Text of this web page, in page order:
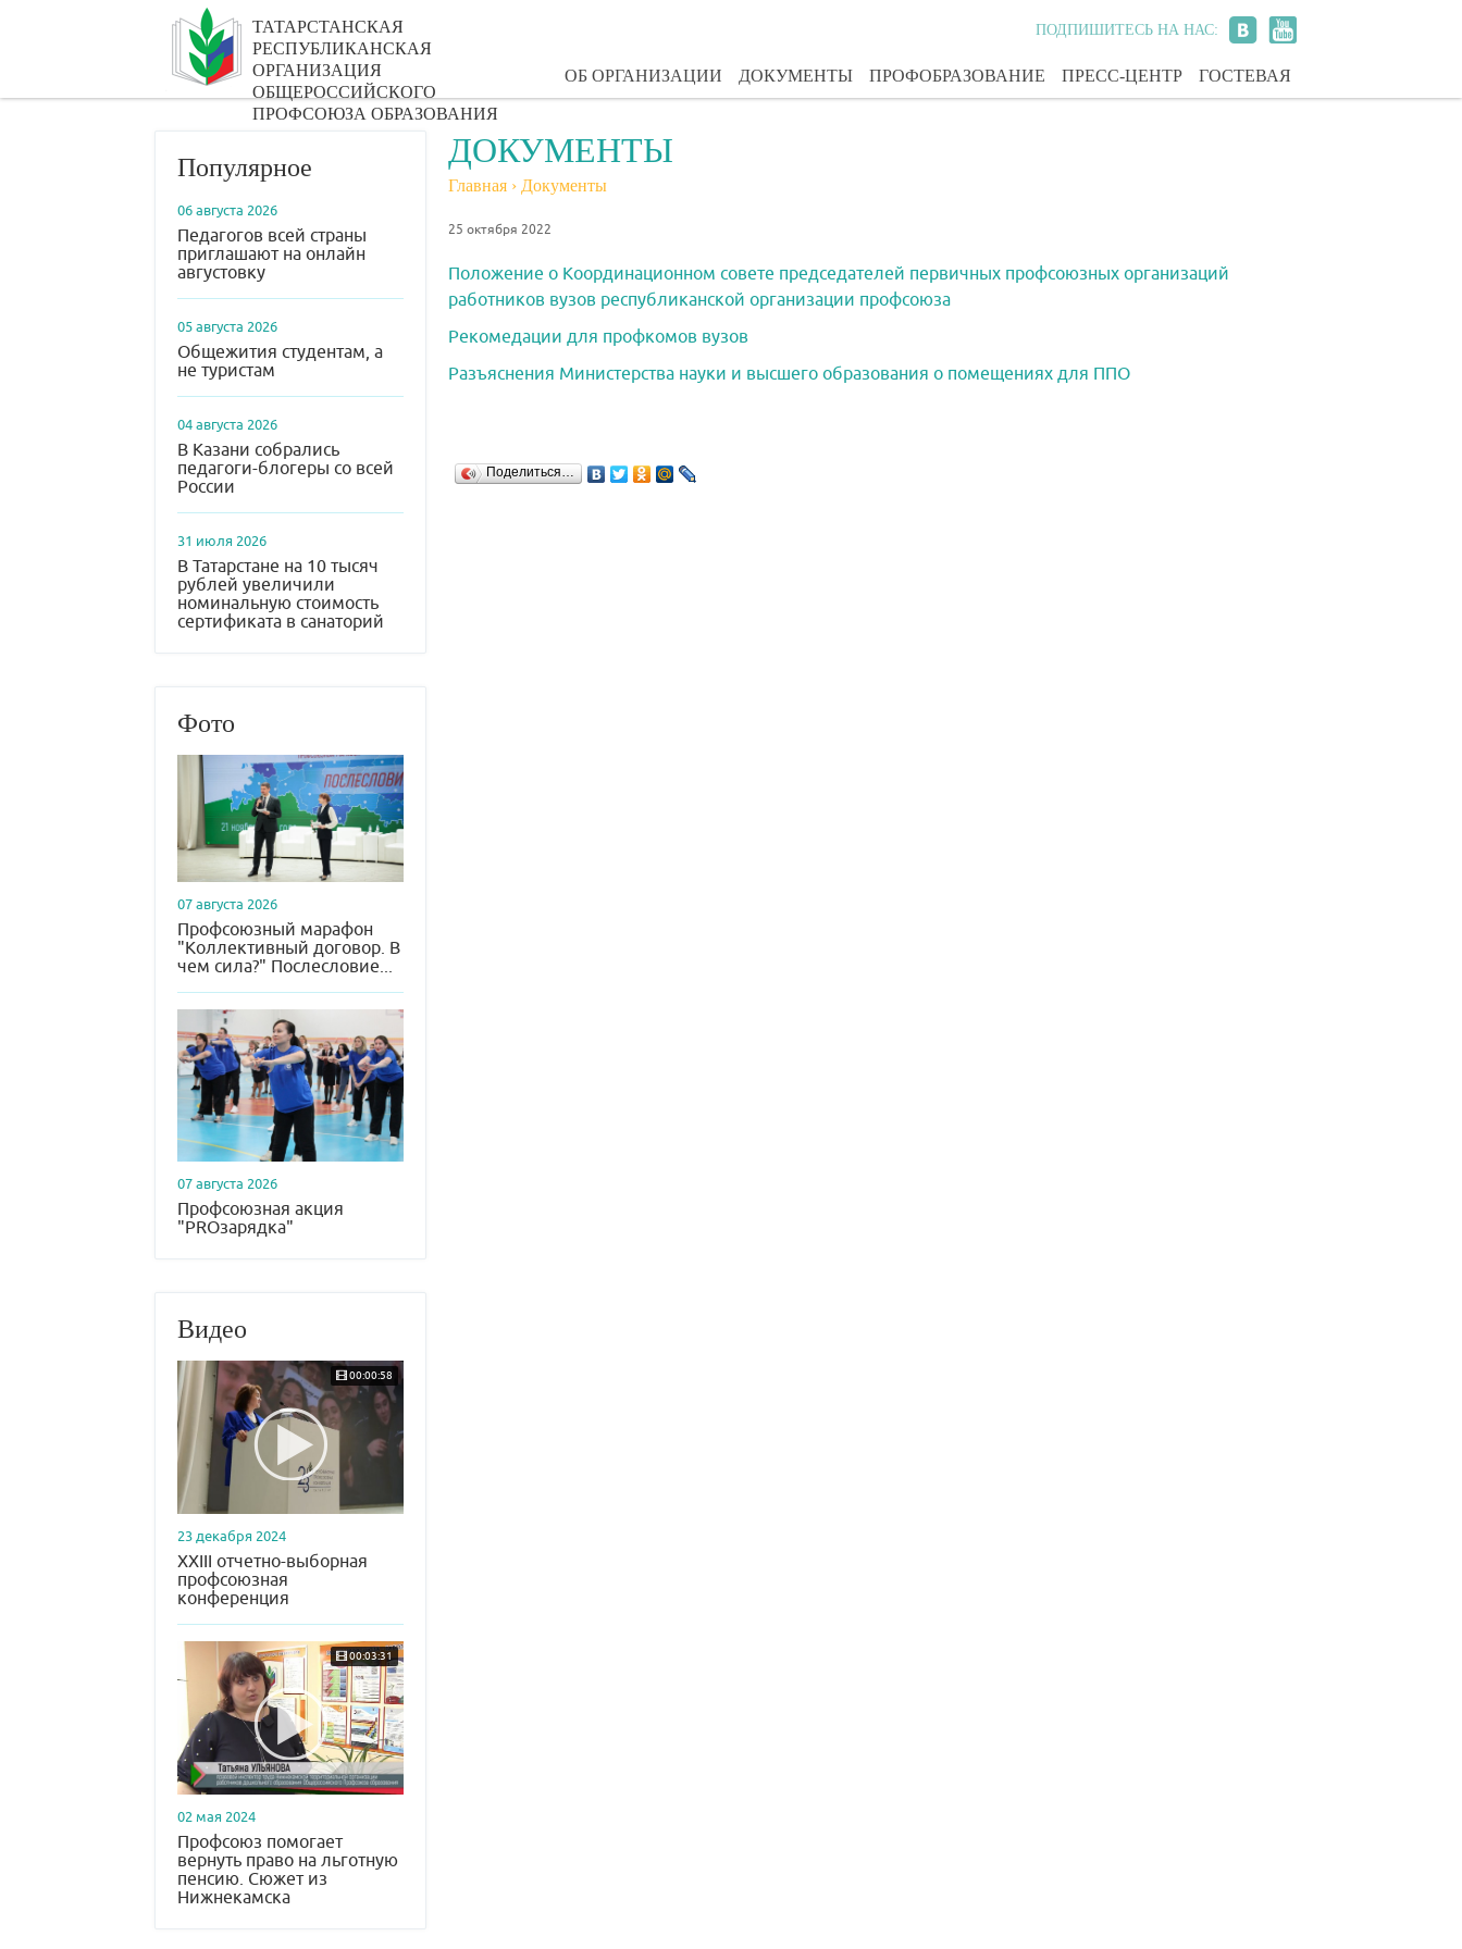
ТАТАРСТАНСКАЯ
РЕСПУБЛИКАНСКАЯ
ОРГАНИЗАЦИЯ
ОБЩЕРОССИЙСКОГО
ПРОФСОЮЗА ОБРАЗОВАНИЯ
ПОДПИШИТЕСЬ НА НАС:
ОБ ОРГАНИЗАЦИИ ДОКУМЕНТЫ ПРОФОБРАЗОВАНИЕ ПРЕСС-ЦЕНТР ГОСТЕВАЯ
Популярное
06 августа 2026
Педагогов всей страны
приглашают на онлайн
августовку
05 августа 2026
Общежития студентам, а
не туристам
04 августа 2026
В Казани собрались
педагоги-блогеры со всей
России
31 июля 2026
В Татарстане на 10 тысяч
рублей увеличили
номинальную стоимость
сертификата в санаторий
Фото
07 августа 2026
Профсоюзный марафон
"Коллективный договор. В
чем сила?" Послесловие...
07 августа 2026
Профсоюзная акция
"PROзарядка"
Видео
00:00:58
23 декабря 2024
XXIII отчетно-выборная
профсоюзная
конференция
00:03:31
02 мая 2024
Профсоюз помогает
вернуть право на льготную
пенсию. Сюжет из
Нижнекамска
ДОКУМЕНТЫ
Главная › Документы
25 октября 2022
Положение о Координационном совете председателей первичных профсоюзных организаций
работников вузов республиканской организации профсоюза
Рекомедации для профкомов вузов
Разъяснения Министерства науки и высшего образования о помещениях для ППО
Поделиться…